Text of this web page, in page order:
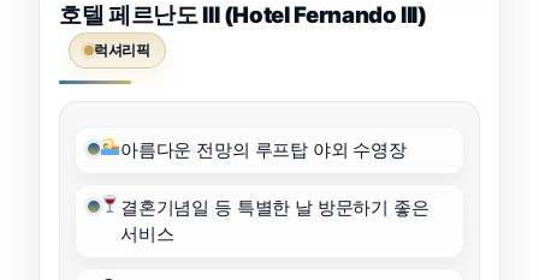
호텔 페르난도 III (Hotel Fernando III)
럭셔리픽
아름다운 전망의 루프탑 야외 수영장
결혼기념일 등 특별한 날 방문하기 좋은
서비스